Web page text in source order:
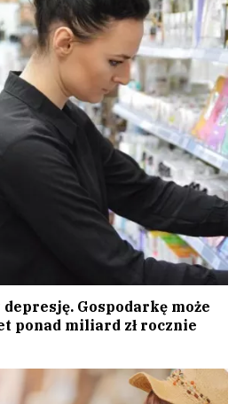
Gospodarkę może
ponad miliard zł rocznie